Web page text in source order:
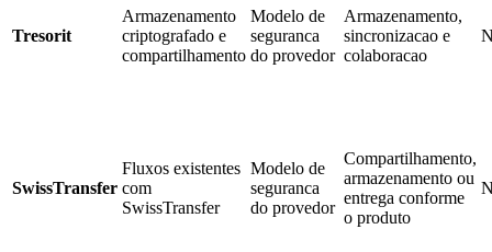
Tresorit
Armazenamento
criptografado e
compartilhamento
Modelo de
seguranca
do provedor
Armazenamento,
sincronizacao e
colaboracao
SwissTransfer
Fluxos existentes
com
SwissTransfer
Modelo de
seguranca
do provedor
Compartilhamento,
armazenamento ou
entrega conforme
o produto